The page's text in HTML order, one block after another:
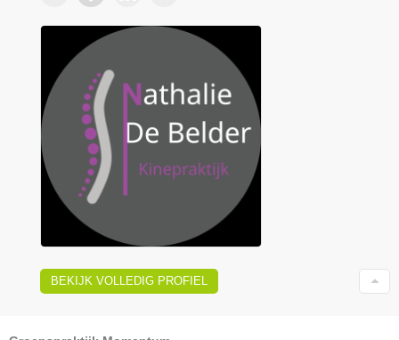
BEKIJK VOLLEDIG PROFIEL